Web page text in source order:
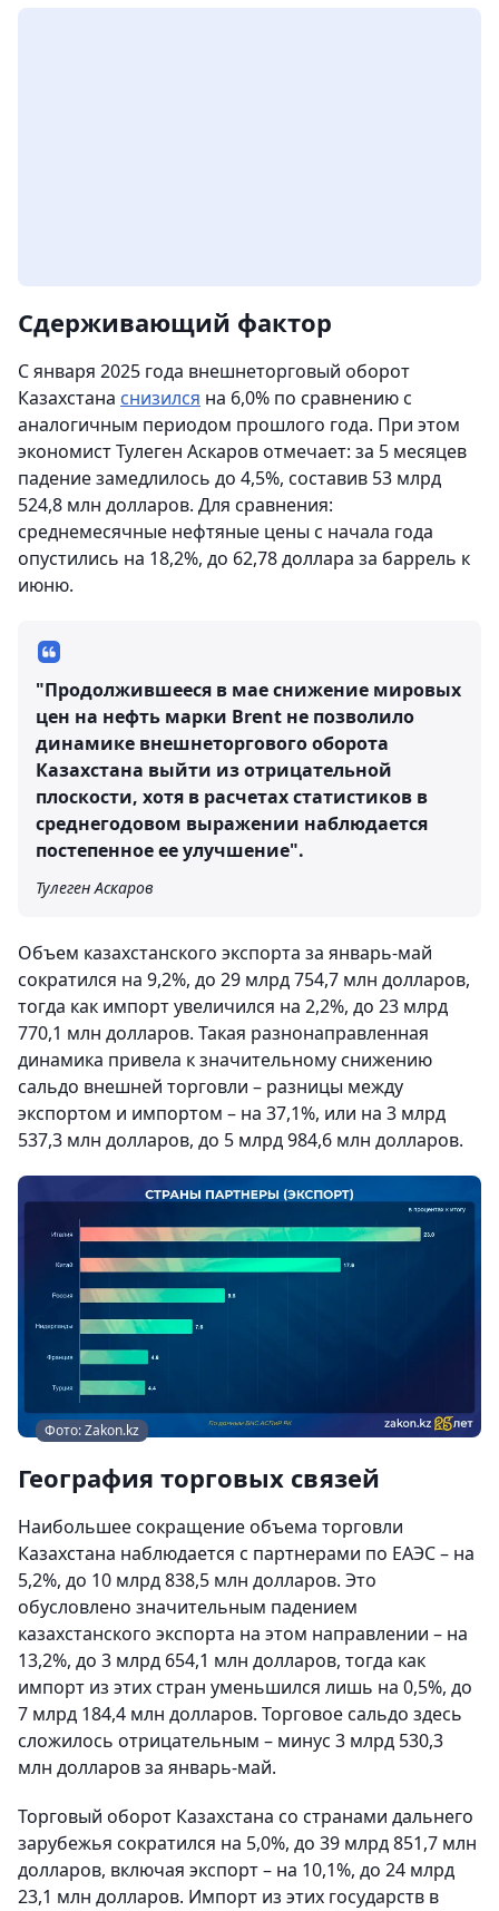
Cдерживающий фактор
С января 2025 года внешнеторговый оборот
Казахстана снизился на 6,0% по сравнению с
аналогичным периодом прошлого года. При этом
экономист Тулеген Аскаров отмечает: за 5 месяцев
падение замедлилось до 4,5%, составив 53 млрд
524,8 млн долларов. Для сравнения:
среднемесячные нефтяные цены с начала года
опустились на 18,2%, до 62,78 доллара за баррель к
июню.
"Продолжившееся в мае снижение мировых
цен на нефть марки Brent не позволило
динамике внешнеторгового оборота
Казахстана выйти из отрицательной
плоскости, хотя в расчетах статистиков в
среднегодовом выражении наблюдается
постепенное ее улучшение".
Тулеген Аскаров
Объем казахстанского экспорта за январь-май
сократился на 9,2%, до 29 млрд 754,7 млн долларов,
тогда как импорт увеличился на 2,2%, до 23 млрд
770,1 млн долларов. Такая разнонаправленная
динамика привела к значительному снижению
сальдо внешней торговли – разницы между
экспортом и импортом – на 37,1%, или на 3 млрд
537,3 млн долларов, до 5 млрд 984,6 млн долларов.
Фото: Zakon.kz
География торговых связей
Наибольшее сокращение объема торговли
Казахстана наблюдается с партнерами по ЕАЭС – на
5,2%, до 10 млрд 838,5 млн долларов. Это
обусловлено значительным падением
казахстанского экспорта на этом направлении – на
13,2%, до 3 млрд 654,1 млн долларов, тогда как
импорт из этих стран уменьшился лишь на 0,5%, до
7 млрд 184,4 млн долларов. Торговое сальдо здесь
сложилось отрицательным – минус 3 млрд 530,3
млн долларов за январь-май.
Торговый оборот Казахстана со странами дальнего
зарубежья сократился на 5,0%, до 39 млрд 851,7 млн
долларов, включая экспорт – на 10,1%, до 24 млрд
23,1 млн долларов. Импорт из этих государств в